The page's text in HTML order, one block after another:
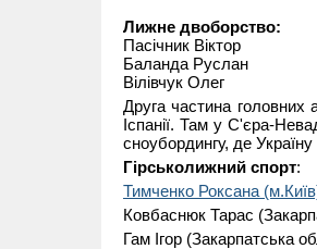
Лижне двоборство:
Пасічник Віктор
Баланда Руслан
Вілівчук Олег
Друга частина головних
Іспанії. Там у С'єра-
сноубордингу, де
Гірськолижний спорт:
Тимченко Роксана
Ковбаснюк Тарас
Гам Ігор (Закарпатська